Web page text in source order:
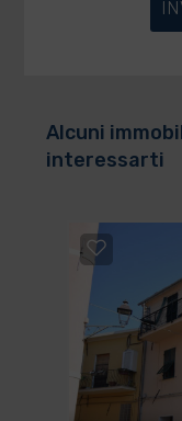
Alcuni
interessarti